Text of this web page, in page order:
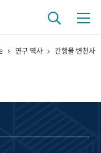
연구자들
연구 역사 간행물 변천사